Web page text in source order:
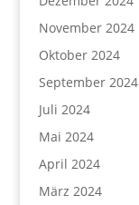
November 2024
Oktober 2024
September 2024
Juli 2024
Mai 2024
April 2024
März 2024